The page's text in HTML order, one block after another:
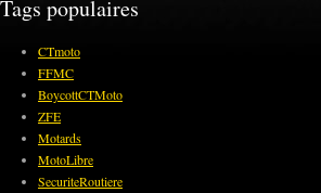
Tags populaires
CTmoto
FFMC
BoycottCTMoto
ZFE
Motards
MotoLibre
SecuriteRoutiere